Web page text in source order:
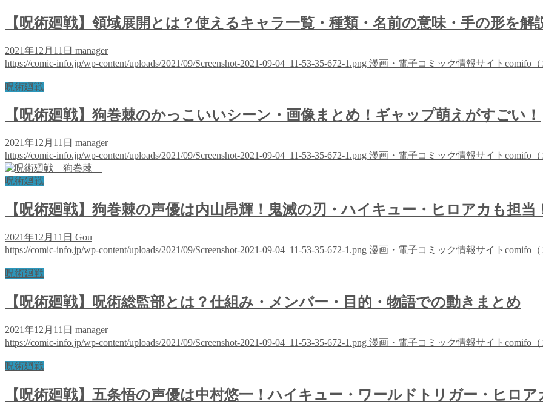
【呪術廻戦】領域展開とは？使えるキャラ一覧・種類・名前の意味・手の形を解
2021年12月11日 manager
https://comic-info.jp/wp-content/uploads/2021/09/Screenshot-2021-09-04_11-53-35-672-1.png 漫画・電子コミック情報サイトcomifo（
呪術廻戦
【呪術廻戦】狗巻棘のかっこいいシーン・画像まとめ！ギャップ萌えがすごい！
2021年12月11日 manager
https://comic-info.jp/wp-content/uploads/2021/09/Screenshot-2021-09-04_11-53-35-672-1.png 漫画・電子コミック情報サイトcomifo（
呪術廻戦
【呪術廻戦】狗巻棘の声優は内山昂輝！鬼滅の刃・ハイキュー・ヒロアカも担当
2021年12月11日 Gou
https://comic-info.jp/wp-content/uploads/2021/09/Screenshot-2021-09-04_11-53-35-672-1.png 漫画・電子コミック情報サイトcomifo（
呪術廻戦
【呪術廻戦】呪術総監部とは？仕組み・メンバー・目的・物語での動きまとめ
2021年12月11日 manager
https://comic-info.jp/wp-content/uploads/2021/09/Screenshot-2021-09-04_11-53-35-672-1.png 漫画・電子コミック情報サイトcomifo（
呪術廻戦
【呪術廻戦】五条悟の声優は中村悠一！ハイキュー・ワールドトリガー・ヒロア